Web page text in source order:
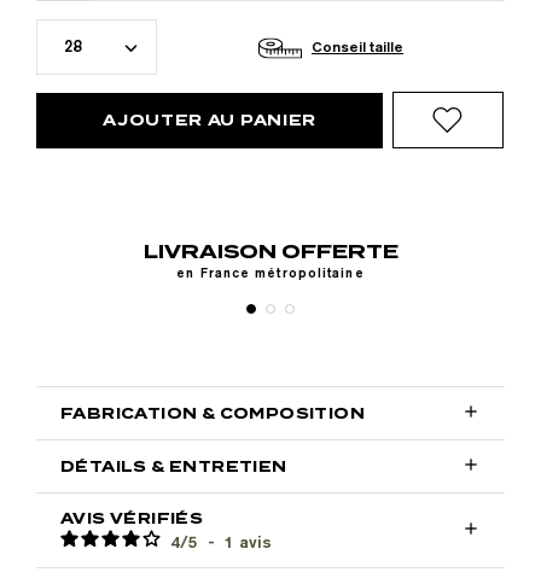
28 Conseil taille
AJOUTER AU PANIER
LIVRAISON OFFERTE
en France métropolitaine
FABRICATION & COMPOSITION 
DÉTAILS & ENTRETIEN 
AVIS VÉRIFIÉS
4/5 - 1 avis
